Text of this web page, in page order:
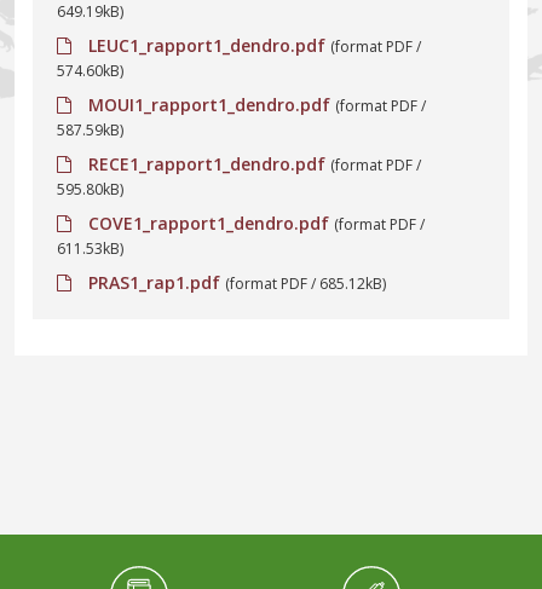
649.19kB)
LEUC1_rapport1_dendro.pdf (format PDF /
574.60kB)
MOUI1_rapport1_dendro.pdf (format PDF /
587.59kB)
RECE1_rapport1_dendro.pdf (format PDF /
595.80kB)
COVE1_rapport1_dendro.pdf (format PDF /
611.53kB)
PRAS1_rap1.pdf (format PDF / 685.12kB)
Médiathèque Footer